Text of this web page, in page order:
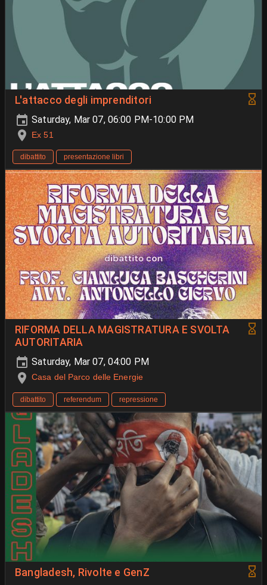
L'attacco degli imprenditori
Saturday, Mar 07, 06:00 PM-10:00 PM
Ex 51
dibattito presentazione libri
RIFORMA DELLA MAGISTRATURA E SVOLTA
AUTORITARIA
Saturday, Mar 07, 04:00 PM
Casa del Parco delle Energie
dibattito referendum repressione
Bangladesh, Rivolte e GenZ